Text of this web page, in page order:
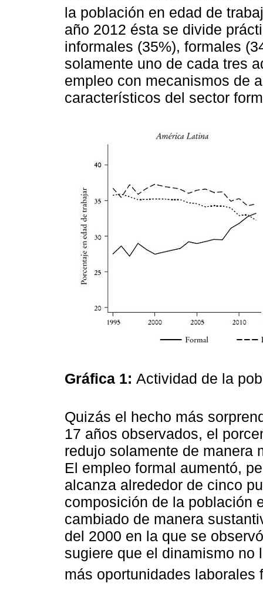
la población en edad de
año 2012 ésta se divide
informales (35%), formales
solamente uno de cada tres
empleo con mecanismos de
característicos del sector
Gráfica 1: Actividad de la
Quizás el hecho más
17 años observados, el
redujo solamente de manera
El empleo formal aumentó,
alcanza alrededor de cinco
composición de la población
cambiado de manera
del 2000 en la que se
sugiere que el dinamismo no
más oportunidades laborales